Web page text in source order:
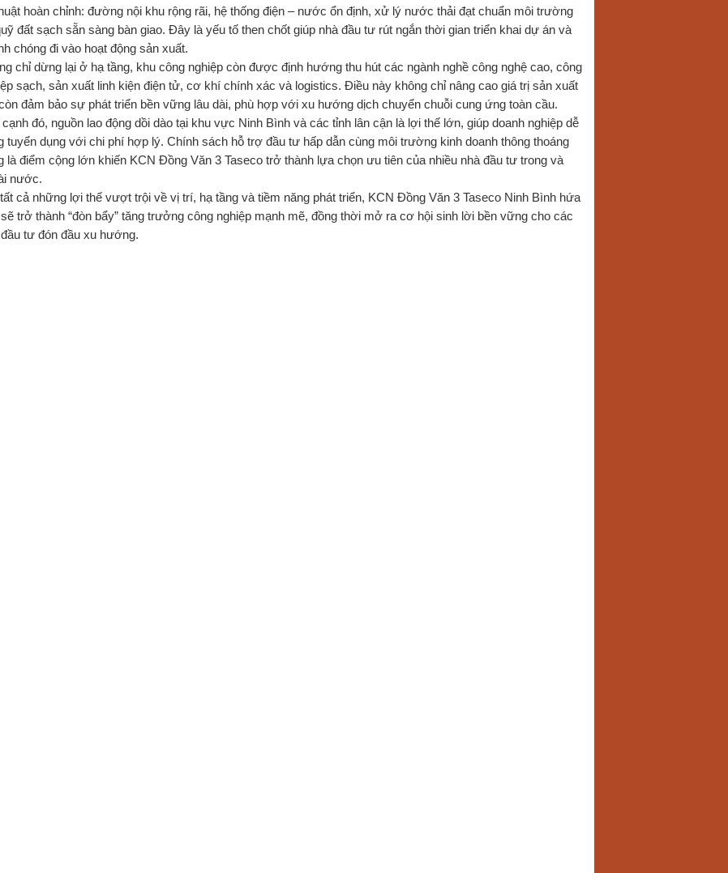
hoàn chỉnh: đường nội khu rộng rãi, hệ thống điện – nước ổn định, xử lý nước thải đạt chuẩn môi trường
đất sạch sẵn sàng bàn giao. Đây là yếu tố then chốt giúp nhà đầu tư rút ngắn thời gian triển khai dự án và
chóng đi vào hoạt động sản xuất.
chỉ dừng lại ở hạ tầng, khu công nghiệp còn được định hướng thu hút các ngành nghề công nghệ cao, công
sạch, sản xuất linh kiện điện tử, cơ khí chính xác và logistics. Điều này không chỉ nâng cao giá trị sản xuất
đảm bảo sự phát triển bền vững lâu dài, phù hợp với xu hướng dịch chuyển chuỗi cung ứng toàn cầu.
cạnh đó, nguồn lao động dồi dào tại khu vực Ninh Bình và các tỉnh lân cận là lợi thế lớn, giúp doanh nghiệp dễ
tuyển dụng với chi phí hợp lý. Chính sách hỗ trợ đầu tư hấp dẫn cùng môi trường kinh doanh thông thoáng
là điểm cộng lớn khiến KCN Đồng Văn 3 Taseco trở thành lựa chọn ưu tiên của nhiều nhà đầu tư trong và
nước.
cả những lợi thế vượt trội về vị trí, hạ tầng và tiềm năng phát triển, KCN Đồng Văn 3 Taseco Ninh Bình hứa
sẽ trở thành “đòn bẩy” tăng trưởng công nghiệp mạnh mẽ, đồng thời mở ra cơ hội sinh lời bền vững cho các
tư đón đầu xu hướng.